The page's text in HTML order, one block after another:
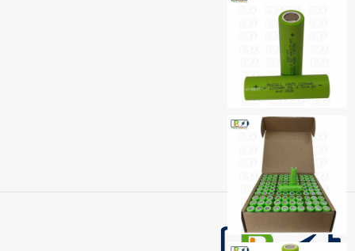
بانک ملت،زرین پال
خدمات پس از فروش
در کنار شما هستیم
مطمعن
ضمانت اصالت کالا